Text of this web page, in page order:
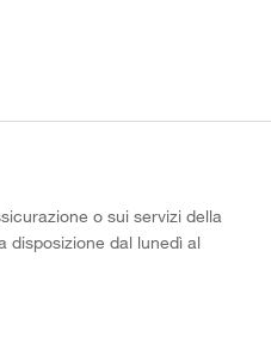
o sui servizi della
disposizione dal lunedì al